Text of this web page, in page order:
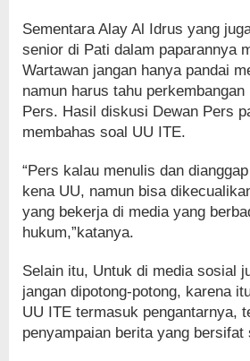
Sementara Alay Al Idrus yang
senior di Pati dalam paparannya
Wartawan jangan hanya pandai
namun harus tahu perkembangan
Pers. Hasil diskusi Dewan Pers
membahas soal UU ITE.
“Pers kalau menulis dan
kena UU, namun bisa
yang bekerja di media yang
hukum,”katanya.
Selain itu, Untuk di media sosial
jangan dipotong-potong, karena
UU ITE termasuk pengantarnya,
penyampaian berita yang bersifat